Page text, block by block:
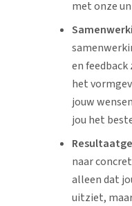
met onze
en
het
jouw
jou het
naar
alleen dat
uitziet,